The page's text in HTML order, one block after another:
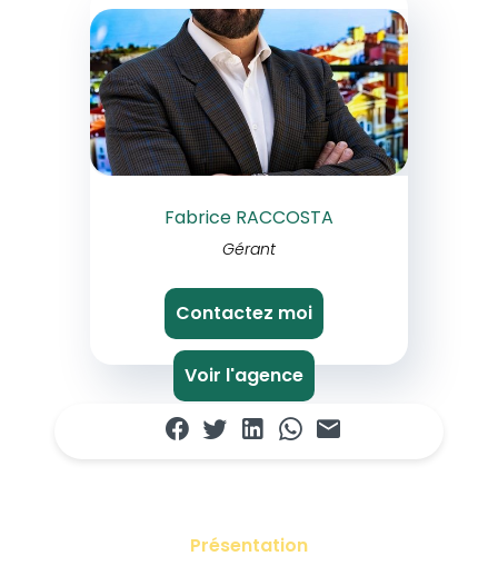
Fabrice RACCOSTA
Gérant
Contactez moi
Voir l'agence
Présentation